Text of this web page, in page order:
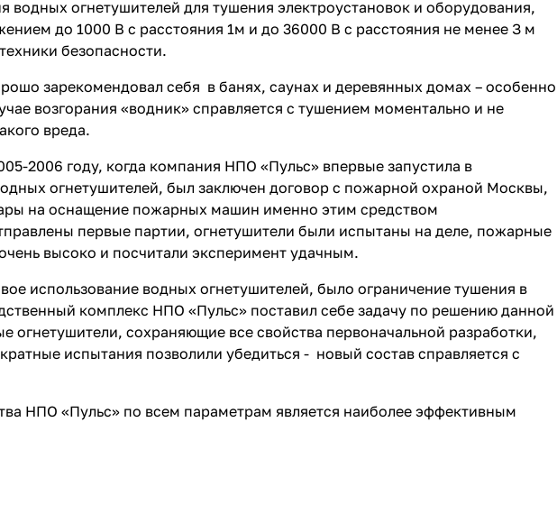
водных огнетушителей для тушения электроустановок и оборудования,
до 1000 В с расстояния 1м и до 36000 В с расстояния не менее З м
безопасности.
зарекомендовал себя в банях, саунах и деревянных домах – особенно
возгорания «водник» справляется с тушением моментально и не
вреда.
2006 году, когда компания НПО «Пульс» впервые запустила в
огнетушителей, был заключен договор с пожарной охраной Москвы,
на оснащение пожарных машин именно этим средством
первые партии, огнетушители были испытаны на деле, пожарные
высоко и посчитали эксперимент удачным.
использование водных огнетушителей, было ограничение тушения в
комплекс НПО «Пульс» поставил себе задачу по решению данной
сохраняющие все свойства первоначальной разработки,
испытания позволили убедиться - новый состав справляется с
НПО «Пульс» по всем параметрам является наиболее эффективным